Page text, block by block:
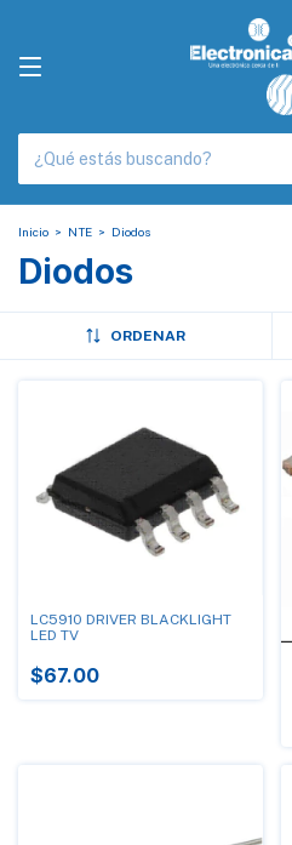
Inicio > NTE > Diodos
Diodos
ORDENAR
LC5910 DRIVER BLACKLIGHT
LED TV
$67.00